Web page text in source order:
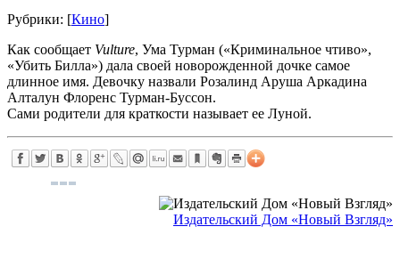
Рубрики: [Кино]
Как сообщает Vulture, Ума Турман («Криминальное чтиво»,
«Убить Билла») дала своей новорожденной дочке самое
длинное имя. Девочку назвали Розалинд Аруша Аркадина
Алталун Флоренс Турман-Буссон.
Сами родители для краткости называет ее Луной.
Издательский Дом «Новый Взгляд»